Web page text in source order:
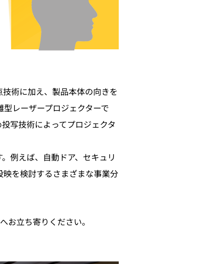
術に加え、製品本体の向きを
レーザープロジェクターで
写技術によってプロジェクタ
例えば、自動ドア、セキュリ
を検討するさまざまな事業分
お立ち寄りください。